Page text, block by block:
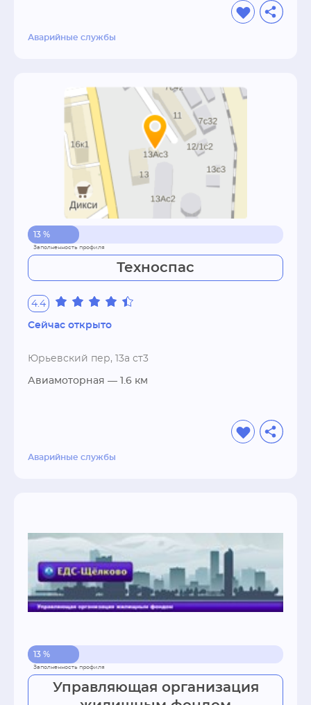
Аварийные службы
13 %
Техноспас
4.4
Сейчас открыто
Юрьевский пер, 13а ст3
Авиамоторная — 1.6 км
Аварийные службы
13 %
Управляющая организация